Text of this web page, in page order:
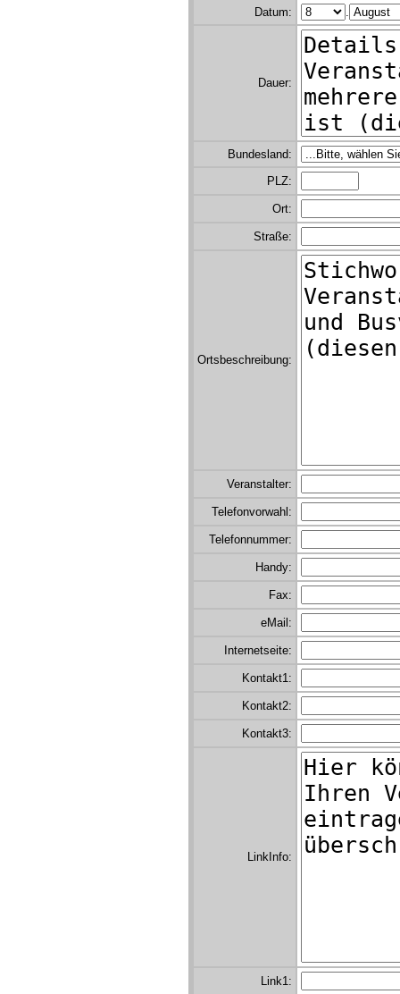
Datum: .
Dauer:
Bundesland:
PLZ:
Ort:
Straße:
Ortsbeschreibung:
Veranstalter:
Telefonvorwahl:
Telefonnummer:
Handy:
Fax:
eMail:
Internetseite:
Kontakt1:
Kontakt2:
Kontakt3:
LinkInfo:
Link1: